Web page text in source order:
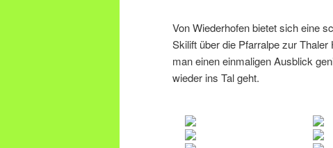
Von Wiederhofen bietet sich eine
Skilift über die Pfarralpe zur
man einen einmaligen Ausblick
wieder ins Tal geht.